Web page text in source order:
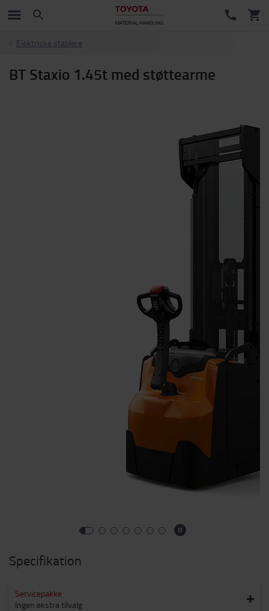
Elektriske stablere
BT Staxio 1.45t med støttearme
Specifikation
Servicepakke
Ingen ekstra tilvalg